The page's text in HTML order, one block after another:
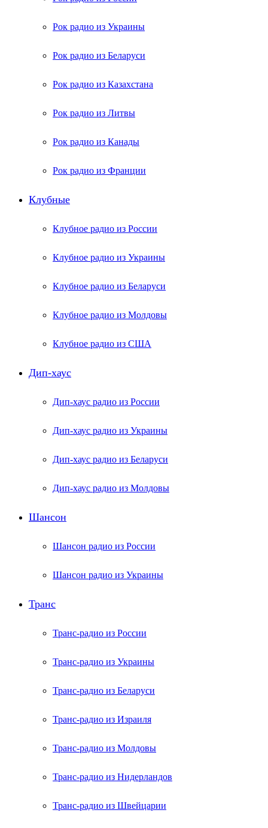
Рок радио из Украины
Рок радио из Беларуси
Рок радио из Казахстана
Рок радио из Литвы
Рок радио из Канады
Рок радио из Франции
Клубные
Клубное радио из России
Клубное радио из Украины
Клубное радио из Беларуси
Клубное радио из Молдовы
Клубное радио из США
Дип-хаус
Дип-хаус радио из России
Дип-хаус радио из Украины
Дип-хаус радио из Беларуси
Дип-хаус радио из Молдовы
Шансон
Шансон радио из России
Шансон радио из Украины
Транс
Транс-радио из России
Транс-радио из Украины
Транс-радио из Беларуси
Транс-радио из Израиля
Транс-радио из Молдовы
Транс-радио из Нидерландов
Транс-радио из Швейцарии